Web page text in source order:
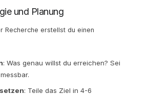
und Planung
Recherche erstellst du einen
: Was genau willst du erreichen? Sei
: Teile das Ziel in 4-6